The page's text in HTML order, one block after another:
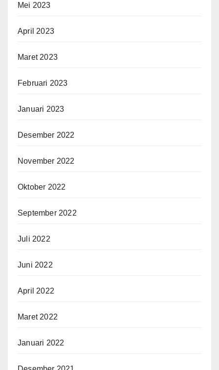
Mei 2023
April 2023
Maret 2023
Februari 2023
Januari 2023
Desember 2022
November 2022
Oktober 2022
September 2022
Juli 2022
Juni 2022
April 2022
Maret 2022
Januari 2022